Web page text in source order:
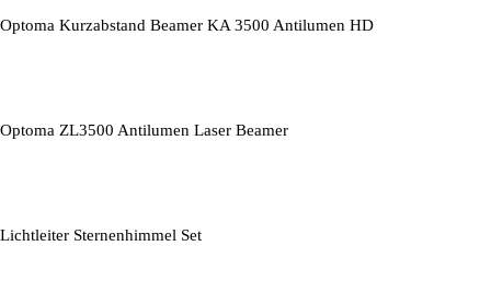
Optoma Kurzabstand Beamer KA 3500 Antilumen HD
Optoma ZL3500 Antilumen Laser Beamer
Lichtleiter Sternenhimmel Set